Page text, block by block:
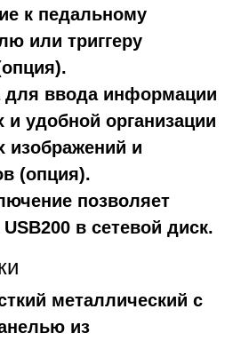
к педальному
или триггеру
для ввода информации
и удобной организации
изображений и
(опция).
позволяет
в сетевой диск.
металлический с
из